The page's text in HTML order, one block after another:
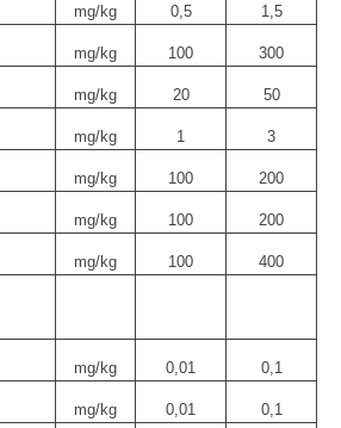
mg/kg 0,5 1,5
mg/kg 100 300
mg/kg 20 50
mg/kg 1 3
mg/kg 100 200
mg/kg 100 200
mg/kg 100 400
mg/kg 0,01 0,1
mg/kg 0,01 0,1